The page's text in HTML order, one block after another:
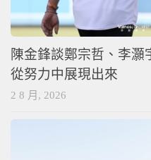
陳金鋒談鄭宗哲、李灝
從努力中展現出來
2 8 月, 2026